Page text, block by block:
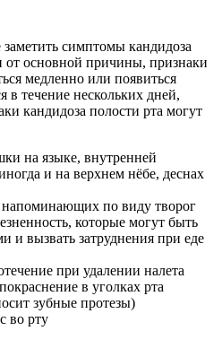
симптомы кандидоза
от основной причины, признаки
медленно или появиться
в течение нескольких дней,
кандидоза полости рта могут
на языке, внутренней
и на верхнем нёбе, деснах
по виду творог
которые могут быть
и вызвать затруднения при еде
при удалении налета
в уголках рта
зубные протезы)
во рту